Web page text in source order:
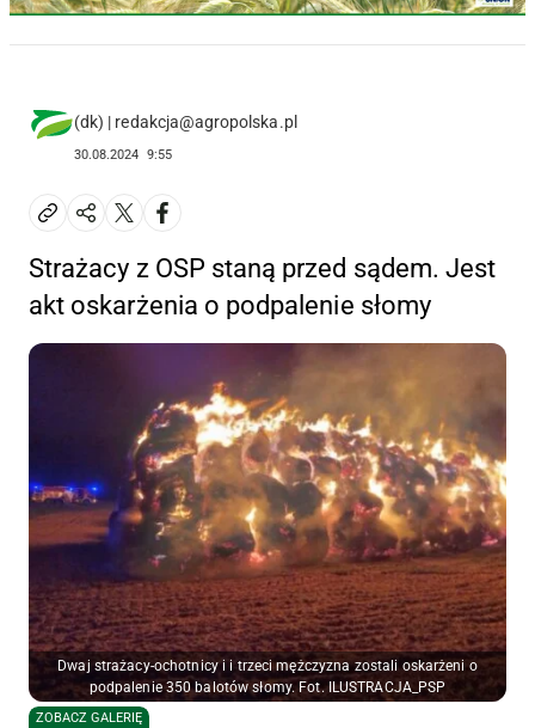
(dk) | redakcja@agropolska.pl
30.08.2024 9:55
Strażacy z OSP staną przed sądem. Jest
akt oskarżenia o podpalenie słomy
Dwaj strażacy-ochotnicy i i trzeci mężczyzna zostali oskarżeni o
podpalenie 350 balotów słomy. Fot. ILUSTRACJA_PSP
ZOBACZ GALERIĘ